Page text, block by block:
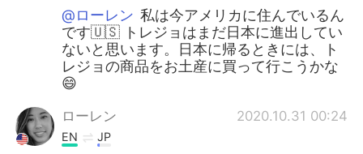
@ローレン 私は今アメリカに住んでいるん
です🇺🇸 トレジョはまだ日本に進出してい
ないと思います。日本に帰るときには、ト
レジョの商品をお土産に買って行こうかな
😄
ローレン 2020.10.31 00:24
EN JP